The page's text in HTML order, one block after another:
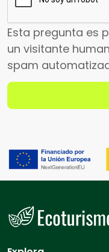
Esta pregunta es
un visitante
spam